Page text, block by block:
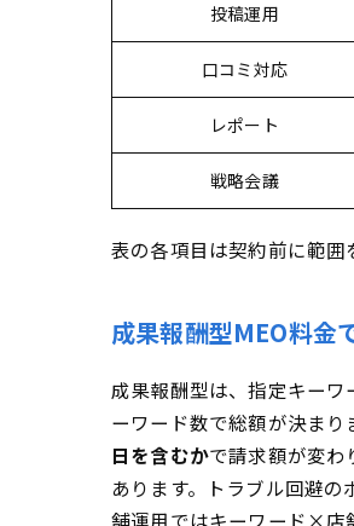
投稿運用
口コミ対応
レポート
戦略会議
表の各項目は契約前に範囲
成果報酬型MEO料金
成果報酬型は、指定キー
ーワード数で総額が決まり
日を含むかで請求額が変
あります。トラブル回避の
舗運用ではキーワード×店